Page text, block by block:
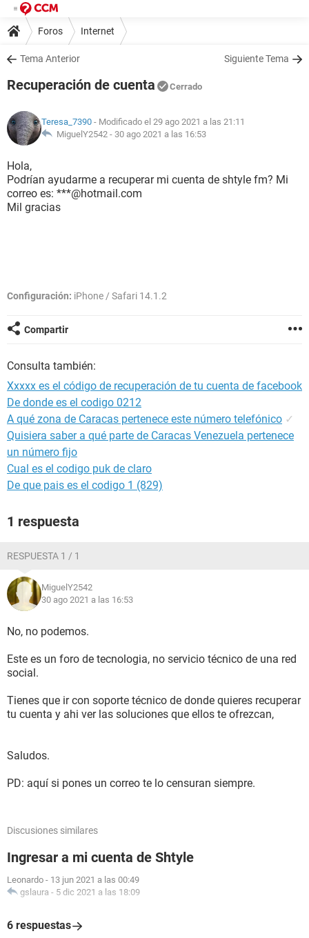
Foros Internet
Tema Anterior Siguiente Tema
Recuperación de cuenta Cerrado
Teresa_7390 - Modificado el 29 ago 2021 a las 21:11
MiguelY2542 - 30 ago 2021 a las 16:53
Hola,
Podrían ayudarme a recuperar mi cuenta de shtyle fm? Mi
correo es: ***@hotmail.com
Mil gracias
Configuración: iPhone / Safari 14.1.2
Compartir
Consulta también:
Xxxxx es el código de recuperación de tu cuenta de facebook
De donde es el codigo 0212
A qué zona de Caracas pertenece este número telefónico ✓
Quisiera saber a qué parte de Caracas Venezuela pertenece
un número fijo
Cual es el codigo puk de claro
De que pais es el codigo 1 (829)
1 respuesta
RESPUESTA 1 / 1
MiguelY2542
30 ago 2021 a las 16:53
No, no podemos.
Este es un foro de tecnologia, no servicio técnico de una red
social.
Tienes que ir con soporte técnico de donde quieres recuperar
tu cuenta y ahi ver las soluciones que ellos te ofrezcan,
Saludos.
PD: aquí si pones un correo te lo censuran siempre.
Discusiones similares
Ingresar a mi cuenta de Shtyle
Leonardo - 13 jun 2021 a las 00:49
gslaura - 5 dic 2021 a las 18:09
6 respuestas